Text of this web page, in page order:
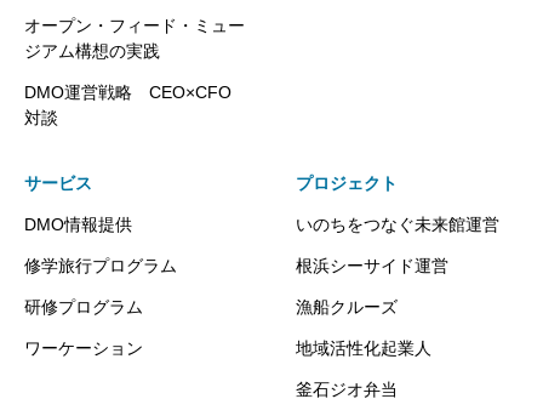
オープン・フィード・ミュー
ジアム構想の実践
DMO運営戦略 CEO×CFO
対談
サービス
DMO情報提供
修学旅行プログラム
研修プログラム
ワーケーション
プロジェクト
いのちをつなぐ未来館運営
根浜シーサイド運営
漁船クルーズ
地域活性化起業人
釜石ジオ弁当